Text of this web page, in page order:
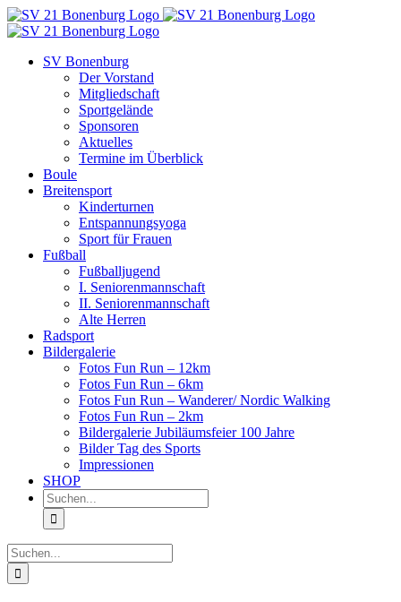
Zum
Inhalt
SV Bonenburg
Der Vorstand
Mitgliedschaft
Sportgelände
Sponsoren
Aktuelles
Termine im Überblick
Boule
Breitensport
Kinderturnen
Entspannungsyoga
Sport für Frauen
Fußball
Fußballjugend
I. Seniorenmannschaft
II. Seniorenmannschaft
Alte Herren
Radsport
Bildergalerie
Fotos Fun Run – 12km
Fotos Fun Run – 6km
Fotos Fun Run – Wanderer/ Nordic Walking
Fotos Fun Run – 2km
Bildergalerie Jubiläumsfeier 100 Jahre
Bilder Tag des Sports
Impressionen
SHOP
Suche
nach:
Suche
nach: